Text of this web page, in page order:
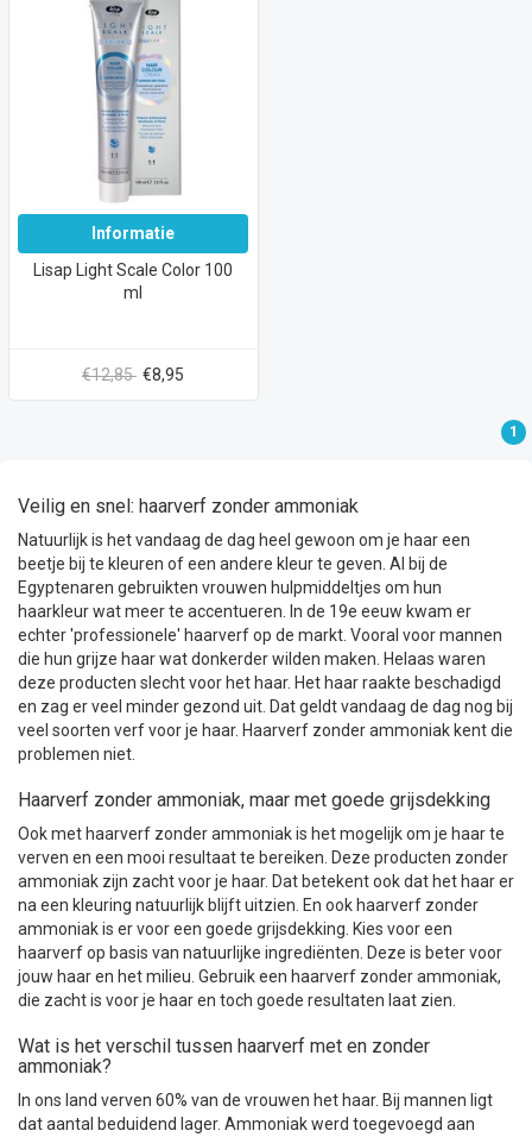
Informatie
Lisap Light Scale Color 100
ml
€12,85 €8,95
1
Veilig en snel: haarverf zonder ammoniak
Natuurlijk is het vandaag de dag heel gewoon om je haar een
beetje bij te kleuren of een andere kleur te geven. Al bij de
Egyptenaren gebruikten vrouwen hulpmiddeltjes om hun
haarkleur wat meer te accentueren. In de 19e eeuw kwam er
echter 'professionele' haarverf op de markt. Vooral voor mannen
die hun grijze haar wat donkerder wilden maken. Helaas waren
deze producten slecht voor het haar. Het haar raakte beschadigd
en zag er veel minder gezond uit. Dat geldt vandaag de dag nog bij
veel soorten verf voor je haar. Haarverf zonder ammoniak kent die
problemen niet.
Haarverf zonder ammoniak, maar met goede grijsdekking
Ook met haarverf zonder ammoniak is het mogelijk om je haar te
verven en een mooi resultaat te bereiken. Deze producten zonder
ammoniak zijn zacht voor je haar. Dat betekent ook dat het haar er
na een kleuring natuurlijk blijft uitzien. En ook haarverf zonder
ammoniak is er voor een goede grijsdekking. Kies voor een
haarverf op basis van natuurlijke ingrediënten. Deze is beter voor
jouw haar en het milieu. Gebruik een haarverf zonder ammoniak,
die zacht is voor je haar en toch goede resultaten laat zien.
Wat is het verschil tussen haarverf met en zonder
ammoniak?
In ons land verven 60% van de vrouwen het haar. Bij mannen ligt
dat aantal beduidend lager. Ammoniak werd toegevoegd aan